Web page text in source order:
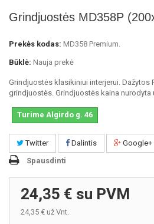
Grindjuostės MD358P
Prekės kodas: MD358 Premium.
Būklė: Nauja prekė
Grindjuostės klasikiniui interjerui. Dažytos
grindjuostės. Grindjuostės kaina nurodyta
Turime Algirdo g. 46
Twitter Dalintis Google+
Spausdinti
24,35 € su PVM
24,35 € už Vnt.